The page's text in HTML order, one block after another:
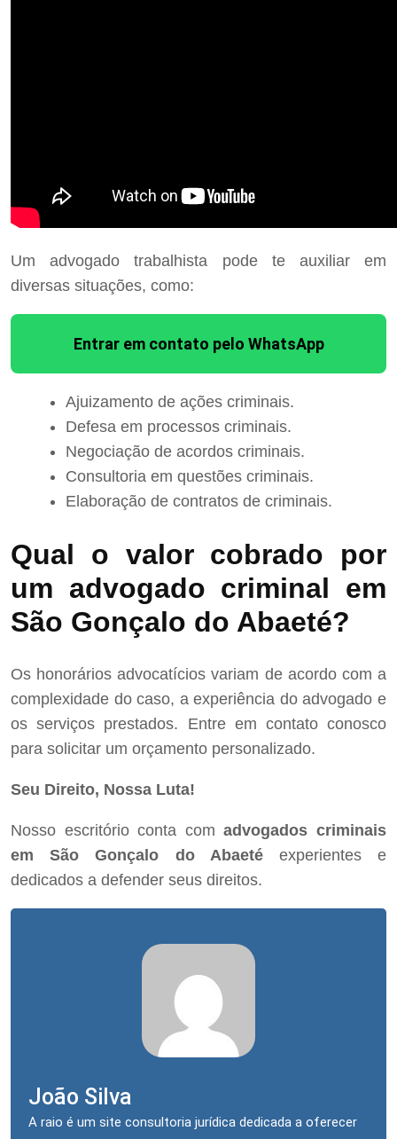
Um advogado trabalhista pode te auxiliar em
diversas situações, como:
Entrar em contato pelo WhatsApp
Ajuizamento de ações criminais.
Defesa em processos criminais.
Negociação de acordos criminais.
Consultoria em questões criminais.
Elaboração de contratos de criminais.
Qual o valor cobrado por
um advogado criminal em
São Gonçalo do Abaeté?
Os honorários advocatícios variam de acordo com a
complexidade do caso, a experiência do advogado e
os serviços prestados. Entre em contato conosco
para solicitar um orçamento personalizado.
Seu Direito, Nossa Luta!
Nosso escritório conta comadvogados criminais
em São Gonçalo do Abaetéexperientes e
dedicados a defender seus direitos.
João Silva
A raio é um site consultoria jurídica dedicada a oferecer